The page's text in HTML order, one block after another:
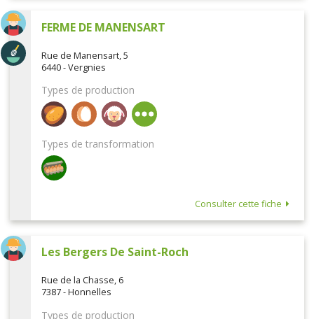
FERME DE MANENSART
Rue de Manensart, 5
6440 - Vergnies
Types de production
Types de transformation
Consulter cette fiche
Les Bergers De Saint-Roch
Rue de la Chasse, 6
7387 - Honnelles
Types de production